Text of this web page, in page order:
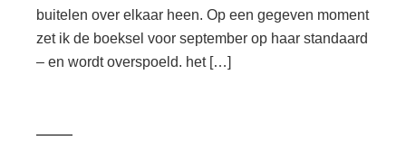
buitelen over elkaar heen. Op een gegeven moment
zet ik de boeksel voor september op haar standaard
– en wordt overspoeld. het […]